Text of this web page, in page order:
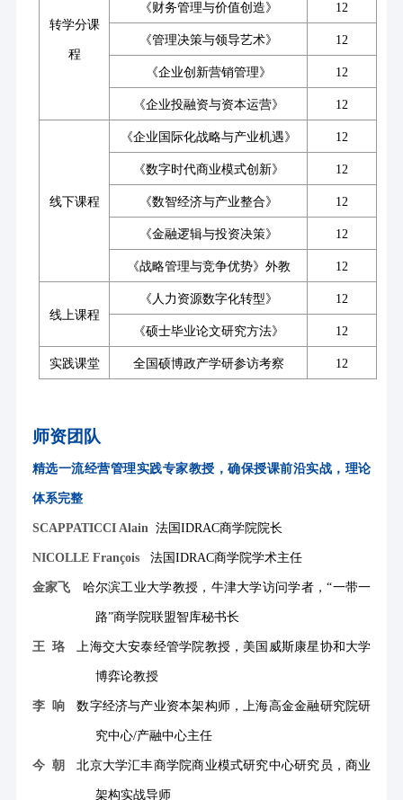
转学分课
程
《财务管理与价值创造》 12
《管理决策与领导艺术》 12
《企业创新营销管理》 12
《企业投融资与资本运营》 12
线下课程
《企业国际化战略与产业机遇》 12
《数字时代商业模式创新》 12
《数智经济与产业整合》 12
《金融逻辑与投资决策》 12
《战略管理与竞争优势》外教 12
线上课程
《人力资源数字化转型》 12
《硕士毕业论文研究方法》 12
实践课堂 全国硕博政产学研参访考察 12
师资团队
精选一流经营管理实践专家教授，确保授课前沿实战，理论
体系完整
SCAPPATICCI Alain 法国 IDRAC商学院院长
NICOLLE François 法国 IDRAC商学院学术主任
金家飞 哈尔滨工业大学教授，牛津大学访问学者，“一带一
路”商学院联盟智库秘书长
王 珞 上海交大安泰经管学院教授，美国威斯康星协和大学
博弈论教授
李 响 数字经济与产业资本架构师，上海高金金融研究院研
究中心/产融中心主任
今 朝 北京大学汇丰商学院商业模式研究中心研究员，商业
架构实战导师